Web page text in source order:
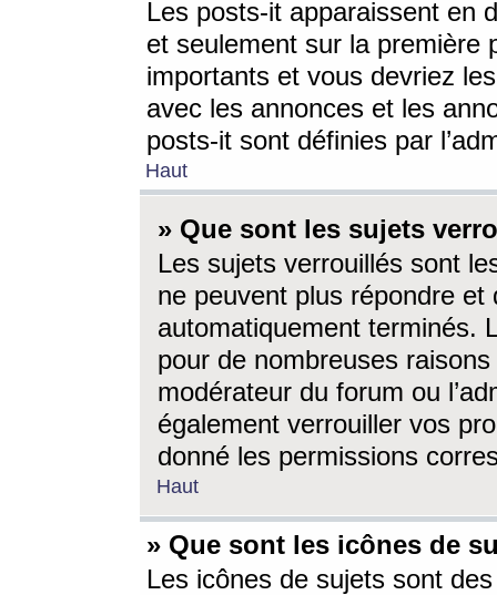
Les posts-it apparaissent en
et seulement sur la première
importants et vous devriez
avec les annonces et les
posts-it sont définies par
Haut
» Que sont les sujets
Les sujets verrouillés sont
ne peuvent plus répondre
automatiquement terminés.
pour de nombreuses
modérateur du forum ou
également verrouiller vos
donné les permissions
Haut
» Que sont les icônes de
Les icônes de sujets sont